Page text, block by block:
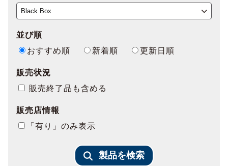
並び順
おすすめ順
新着順
更新日順
販売状況
販売終了品も含める
販売店情報
「有り」のみ表示
製品を検索